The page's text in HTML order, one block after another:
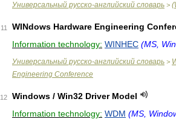
Универсальный русско-английский словарь >
11
WINdows Hardware Engineering
Information technology: WINHEC (MS,
Универсальный русско-английский словарь >
Engineering Conference
12
Windows / Win32 Driver Model
Information technology: WDM (MS,